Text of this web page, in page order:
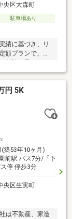
央区大森町
駐車場あり
績に基づき、リ
額プランで、理
環境■□ニューヤ
分／約120ｍマル
キヨシpetit
ヶ丘ファミリー
約7分／約500ｍ
円 5K
2
(築53年10ヶ月)
前駅 バス7分/「下
停 停歩3分
央区生実町
は不動産、家造